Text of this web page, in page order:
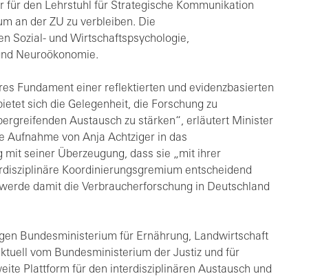
für den Lehrstuhl für Strategische Kommunikation
an der ZU zu verbleiben. Die
Sozial- und Wirtschaftspsychologie,
Neuroökonomie.
Fundament einer reflektierten und evidenzbasierten
sich die Gelegenheit, die Forschung zu
Austausch zu stärken“, erläutert Minister
Aufnahme von Anja Achtziger in das
seiner Überzeugung, dass sie „mit ihrer
Koordinierungsgremium entscheidend
damit die Verbraucherforschung in Deutschland
Bundesministerium für Ernährung, Landwirtschaft
vom Bundesministerium der Justiz und für
Plattform für den interdisziplinären Austausch und